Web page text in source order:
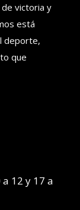
victoria y
está
deporte,
que
12 y 17 a